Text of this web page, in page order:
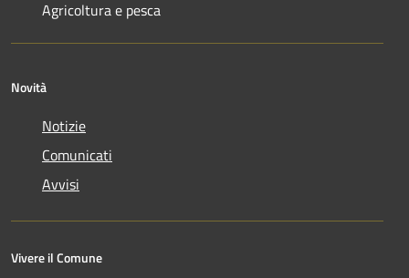
Agricoltura e pesca
Novità
Notizie
Comunicati
Avvisi
Vivere il Comune